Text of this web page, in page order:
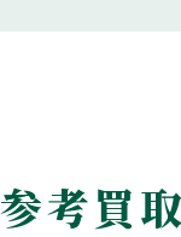
参考買